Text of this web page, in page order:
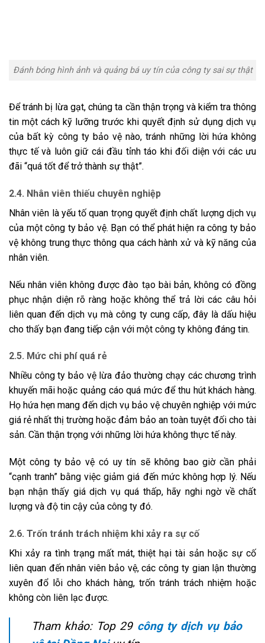
Đánh bóng hình ảnh và quảng bá uy tín của công ty sai sự thật
Để tránh bị lừa gạt, chúng ta cần thận trọng và kiểm tra thông
tin một cách kỹ lưỡng trước khi quyết định sử dụng dịch vụ
của bất kỳ công ty bảo vệ nào, tránh những lời hứa không
thực tế và luôn giữ cái đầu tỉnh táo khi đối diện với các ưu
đãi “quá tốt để trở thành sự thật”.
2.4. Nhân viên thiếu chuyên nghiệp
Nhân viên là yếu tố quan trọng quyết định chất lượng dịch vụ
của một công ty bảo vệ. Bạn có thể phát hiện ra công ty bảo
vệ không trung thực thông qua cách hành xử và kỹ năng của
nhân viên.
Nếu nhân viên không được đào tạo bài bản, không có đồng
phục nhận diện rõ ràng hoặc không thể trả lời các câu hỏi
liên quan đến dịch vụ mà công ty cung cấp, đây là dấu hiệu
cho thấy bạn đang tiếp cận với một công ty không đáng tin.
2.5. Mức chi phí quá rẻ
Nhiều công ty bảo vệ lừa đảo thường chạy các chương trình
khuyến mãi hoặc quảng cáo quá mức để thu hút khách hàng.
Họ hứa hẹn mang đến dịch vụ bảo vệ chuyên nghiệp với mức
giá rẻ nhất thị trường hoặc đảm bảo an toàn tuyệt đối cho tài
sản. Cần thận trọng với những lời hứa không thực tế này.
Một công ty bảo vệ có uy tín sẽ không bao giờ cần phải
“cạnh tranh” bằng việc giảm giá đến mức không hợp lý. Nếu
bạn nhận thấy giá dịch vụ quá thấp, hãy nghi ngờ về chất
lượng và độ tin cậy của công ty đó.
2.6. Trốn tránh trách nhiệm khi xảy ra sự cố
Khi xảy ra tình trạng mất mát, thiệt hại tài sản hoặc sự cố
liên quan đến nhân viên bảo vệ, các công ty gian lận thường
xuyên đổ lỗi cho khách hàng, trốn tránh trách nhiệm hoặc
không còn liên lạc được.
Tham khảo: Top 29 công ty dịch vụ bảo